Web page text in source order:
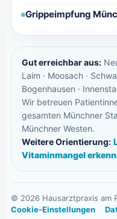
Grippeimpfung
Gut erreichbar aus:
Laim · Moosach ·
Bogenhausen ·
Wir betreuen
gesamten Münchner
Münchner Westen.
Weitere Orientierung:
Vitaminmangel
© 2026Hausarztpraxis am
Cookie-Einstellungen